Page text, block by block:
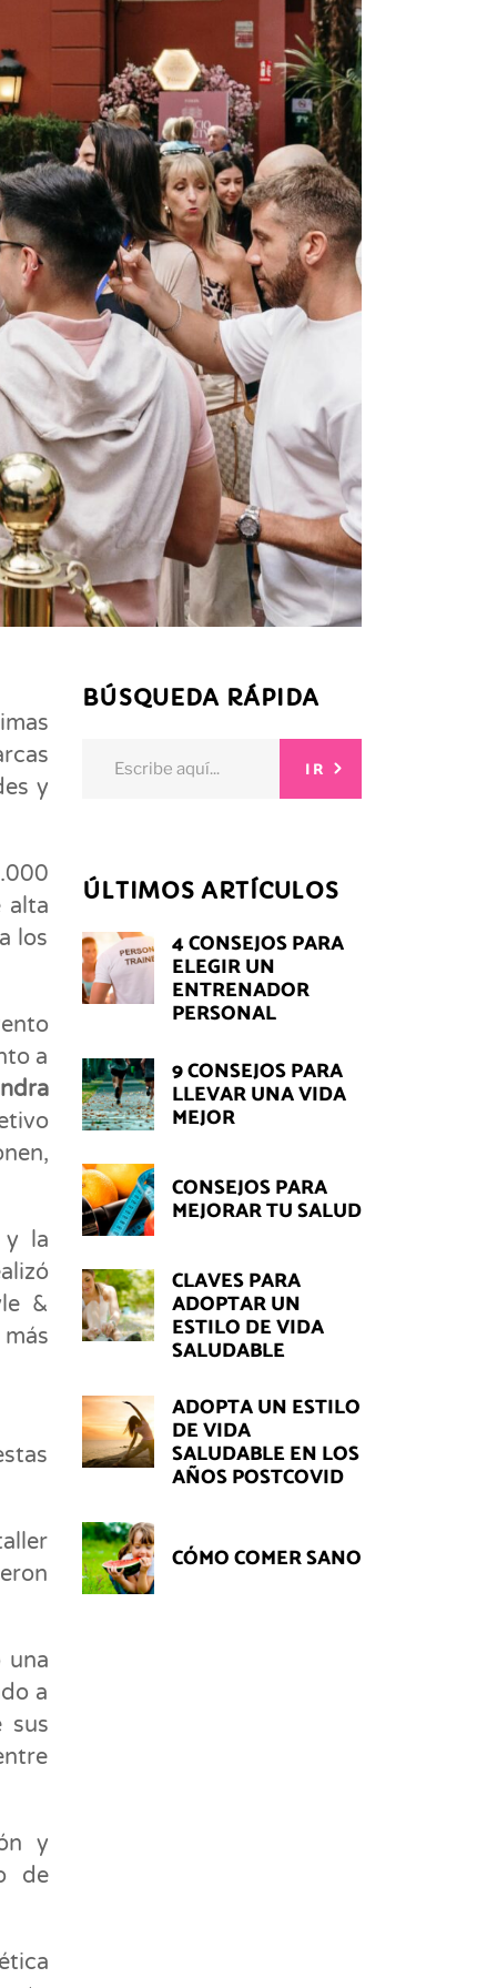
y
alta
los
a
y la
&
una
a
sus
y
de
BÚSQUEDA RÁPIDA
IR
ÚLTIMOS ARTÍCULOS
4 CONSEJOS PARA
ELEGIR UN
ENTRENADOR
PERSONAL
9 CONSEJOS PARA
LLEVAR UNA VIDA
MEJOR
CONSEJOS PARA
MEJORAR TU SALUD
CLAVES PARA
ADOPTAR UN
ESTILO DE VIDA
SALUDABLE
ADOPTA UN ESTILO
DE VIDA
SALUDABLE EN LOS
AÑOS POSTCOVID
CÓMO COMER SANO